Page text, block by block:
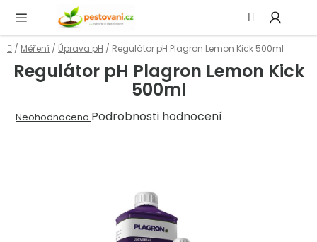
obsah
Domů
/ Měření / Úprava pH / Regulátor pH Plagron Lemon Kick 500ml
Regulátor pH Plagron Lemon Kick
500ml
Průměrné
Neohodnoceno Podrobnosti hodnocení